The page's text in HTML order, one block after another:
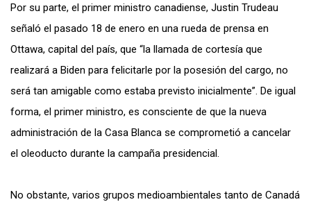
Por su parte, el primer ministro canadiense, Justin Trudeau
señaló el pasado 18 de enero en una rueda de prensa en
Ottawa, capital del país, que “la llamada de cortesía que
realizará a Biden para felicitarle por la posesión del cargo, no
será tan amigable como estaba previsto inicialmente”. De igual
forma, el primer ministro, es consciente de que la nueva
administración de la Casa Blanca se comprometió a cancelar
el oleoducto durante la campaña presidencial.
No obstante, varios grupos medioambientales tanto de Canadá